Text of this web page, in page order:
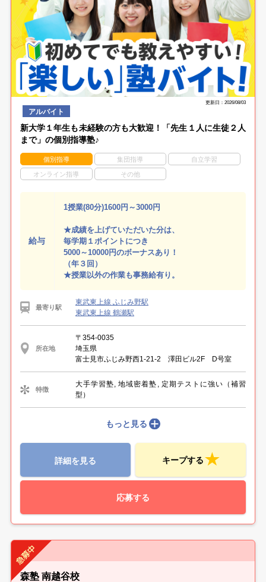
更新日：2026/08/03
アルバイト
新大学１年生も未経験の方も大歓迎！「先生１人に生徒２人
まで」の個別指導塾♪
個別指導 集団指導 自立学習
オンライン指導 その他
給与
1授業(80分)1600円～3000円
★成績を上げていただいた分は、
毎学期１ポイントにつき
5000～10000円のボーナスあり！
（年３回）
★授業以外の作業も事務給有り。
最寄り駅
東武東上線 ふじみ野駅
東武東上線 鶴瀬駅
所在地
〒354-0035
埼玉県
富士見市ふじみ野西1-21-2 澤田ビル2F D号室
特徴
大手学習塾, 地域密着塾, 定期テストに強い（補習
型）
もっと見る
詳細を見る キープする
応募する
森塾 南越谷校